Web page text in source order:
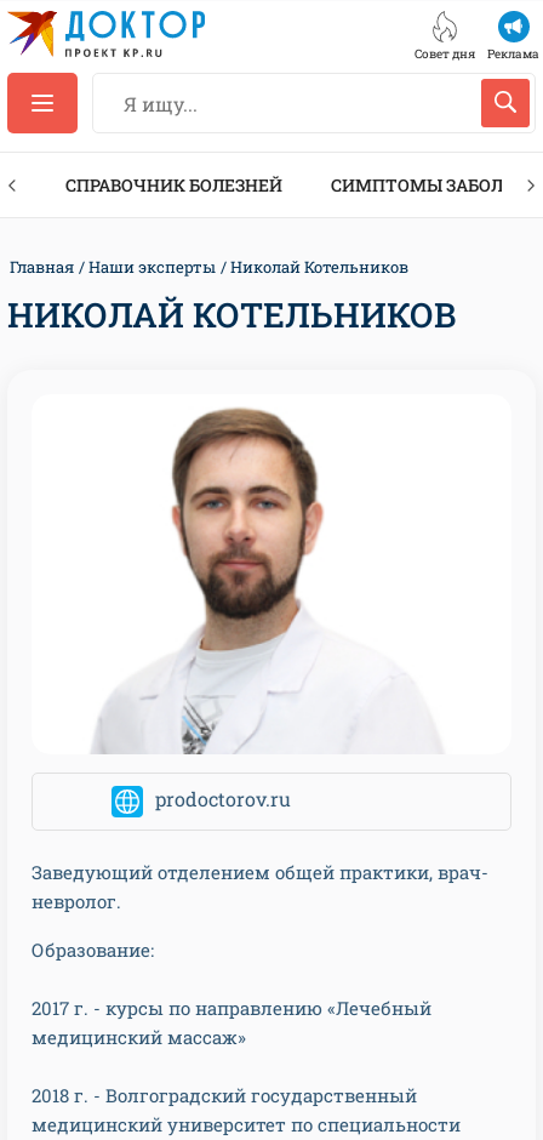
Совет дня Реклама
СПРАВОЧНИК БОЛЕЗНЕЙ СИМПТОМЫ
Главная Наши эксперты Николай Котельников
НИКОЛАЙ КОТЕЛЬНИКОВ
prodoctorov.ru
Заведующий отделением общей практики, врач-
невролог.
Образование:
2017 г. - курсы по направлению «Лечебный
медицинский массаж»
2018 г. - Волгоградский государственный
медицинский университет по специальности